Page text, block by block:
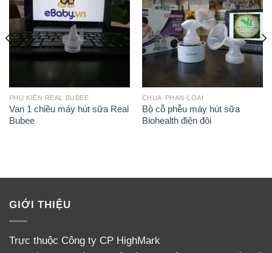
dụng.
Đừng để phụ kiện máy hút sữa trở nên quá bẩn chỉ vì
PHỤ KIỆN REAL BUBEE
Van 1 chiều máy hút sữa Real
Bubee
CHUA-PHAN-LOAI
Bộ cỗ phễu máy hút sữa
Biohealth điện đôi
GIỚI THIỆU
Trực thuộc Công ty CP HighMark